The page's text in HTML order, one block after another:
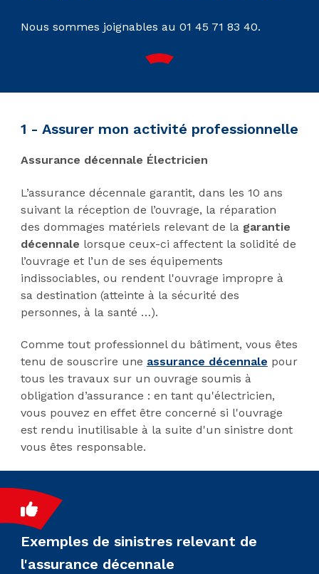
Nous sommes joignables au 01 45 71 83 40.
1 - Assurer mon activité professionnelle
Assurance décennale Électricien
L’assurance décennale garantit, dans les 10 ans
suivant la réception de l’ouvrage, la réparation
des dommages matériels relevant de la garantie
décennale lorsque ceux-ci affectent la solidité de
l’ouvrage et l’un de ses équipements
indissociables, ou rendent l'ouvrage impropre à
sa destination (atteinte à la sécurité des
personnes, à la santé …).
Comme tout professionnel du bâtiment, vous êtes
tenu de souscrire une assurance décennale pour
tous les travaux sur un ouvrage soumis à
obligation d’assurance : en tant qu'électricien,
vous pouvez en effet être concerné si l'ouvrage
est rendu inutilisable à la suite d'un sinistre dont
vous êtes responsable.
Exemples de sinistres relevant de
l'assurance décennale